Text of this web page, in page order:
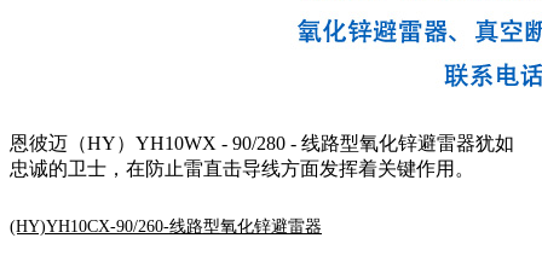
恩彼迈（HY）YH10WX - 90/280 - 线路型氧化锌避雷器犹如
忠诚的卫士，在防止雷直击导线方面发挥着关键作用。
(HY)YH10CX-90/260-线路型氧化锌避雷器